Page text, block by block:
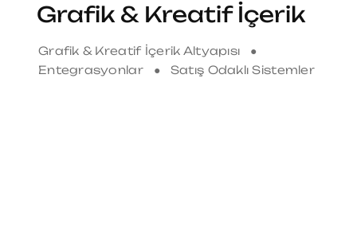
Grafik & Kreatif İçerik
Grafik & Kreatif İçerik Altyapısı ●
Entegrasyonlar ● Satış Odaklı Sistemler